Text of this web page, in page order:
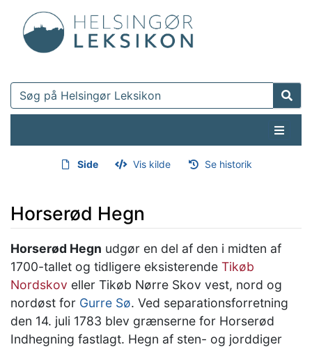
Side Vis kilde Se historik
Horserød Hegn
Hop til:navigering,søgning
Horserød Hegn udgør en del af den i midten af
1700-tallet og tidligere eksisterende Tikøb
Nordskov eller Tikøb Nørre Skov vest, nord og
nordøst for Gurre Sø. Ved separationsforretning
den 14. juli 1783 blev grænserne for Horserød
Indhegning fastlagt. Hegn af sten- og jorddiger